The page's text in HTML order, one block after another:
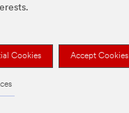
Cookies Accept Cookies